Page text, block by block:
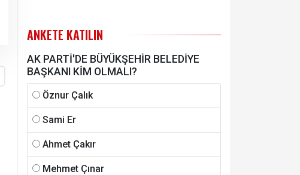
ANKETE KATILIN
AK PARTİ'DE BÜYÜKŞEHİR BELEDİYE
BAŞKANI KİM OLMALI?
Öznur Çalık
Sami Er
Ahmet Çakır
Mehmet Çınar